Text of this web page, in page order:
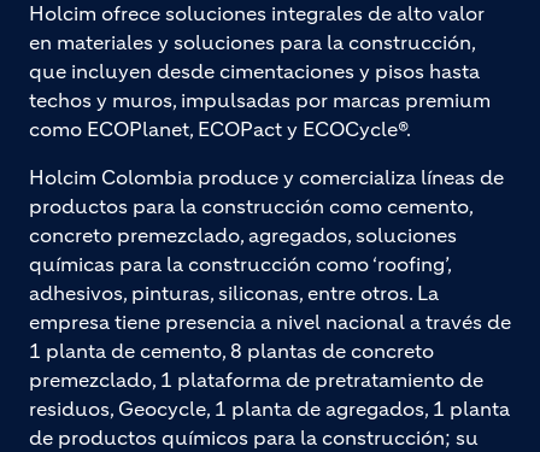
Holcim ofrece soluciones integrales de alto valor
en materiales y soluciones para la construcción,
que incluyen desde cimentaciones y pisos hasta
techos y muros, impulsadas por marcas premium
como ECOPlanet, ECOPact y ECOCycle®.
Holcim Colombia produce y comercializa líneas de
productos para la construcción como cemento,
concreto premezclado, agregados, soluciones
químicas para la construcción como ‘roofing’,
adhesivos, pinturas, siliconas, entre otros. La
empresa tiene presencia a nivel nacional a través de
1 planta de cemento, 8 plantas de concreto
premezclado, 1 plataforma de pretratamiento de
residuos, Geocycle, 1 planta de agregados, 1 planta
de productos químicos para la construcción; su